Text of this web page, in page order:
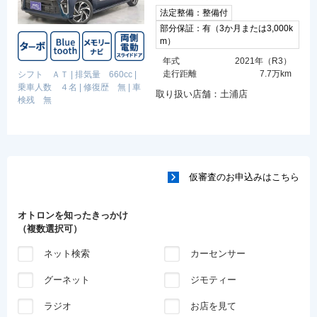
シフト ＡＴ 排気量 660cc
乗車人数 ４名
修復歴 無
車
検残 無
法定整備：整備付
部分保証：有（3か月または3,000k
m）
年式
2021年（R3）
走行距離
7.7万km
取り扱い店舗：土浦店
仮審査のお申込みはこちら
オトロンを知ったきっかけ
（複数選択可）
ネット検索 カーセンサー
グーネット ジモティー
ラジオ お店を見て